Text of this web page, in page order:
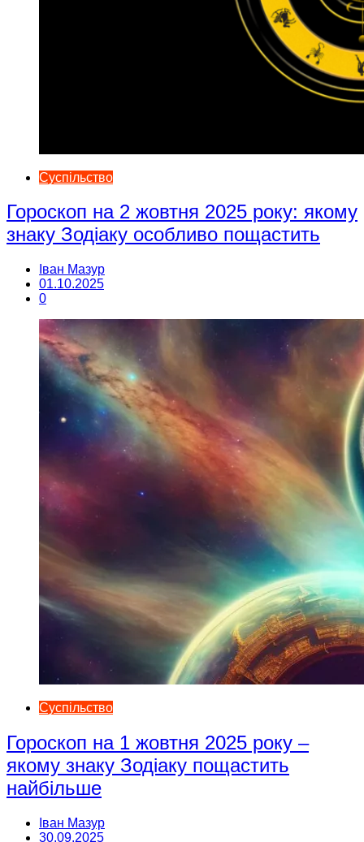
Суспільство
Гороскоп на 2 жовтня 2025 року: якому
знаку Зодіаку особливо пощастить
Іван Мазур
01.10.2025
0
Суспільство
Гороскоп на 1 жовтня 2025 року –
якому знаку Зодіаку пощастить
найбільше
Іван Мазур
30.09.2025